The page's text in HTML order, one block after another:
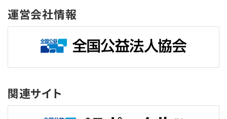
運営会社情報
関連サイト